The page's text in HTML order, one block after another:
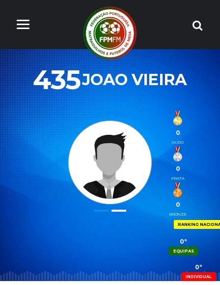
435JOAO VIEIRA
0
OURO
0
PRATA
0
BRONZE
RANKING
0º
EQUIPAS
0º
INDIVIDUAL